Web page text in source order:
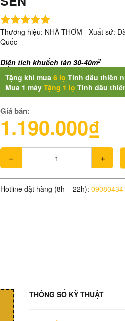
Thương hiệu: NHÀ THƠM - Xuất sứ:
Quốc
Diện tích khuếch tán 30-40m2
Tặng khi mua 6 lọ Tinh dầu thiên
Mua 1 máy Tặng 1 lọ Tinh dầu
Giá bán:
1.190.000₫
Hotline đặt hàng (8h – 22h):
THÔNG SỐ KỸ THUẬT